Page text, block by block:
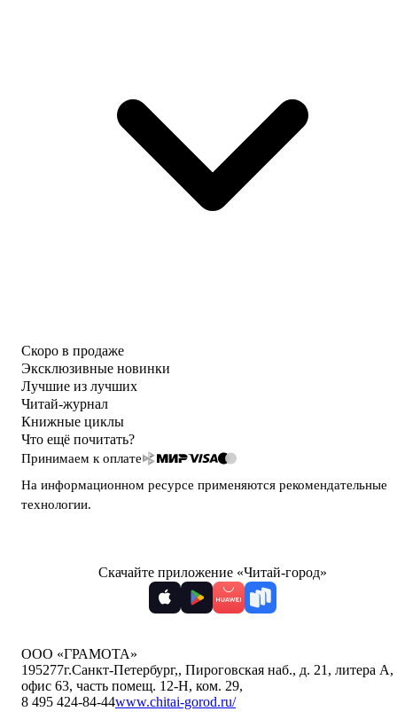
Скоро в продаже
Эксклюзивные новинки
Лучшие из лучших
Читай-журнал
Книжные циклы
Что ещё почитать?
Принимаем к оплате
На информационном ресурсе применяются рекомендательные
технологии.
Скачайте приложение «Читай-город»
ООО «ГРАМОТА»
195277г.Санкт-Петербург,, Пироговская наб., д. 21, литера А,
офис 63, часть помещ. 12-Н, ком. 29,
8 495 424-84-44www.chitai-gorod.ru/